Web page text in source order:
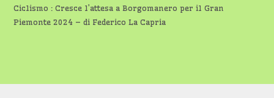
Ciclismo : Cresce l’attesa a Borgomanero per il Gran
Piemonte 2024 – di Federico La Capria